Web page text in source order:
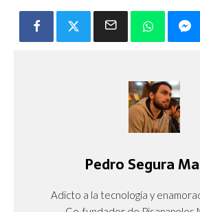
Pedro Segura
Adicto a la tecnología y